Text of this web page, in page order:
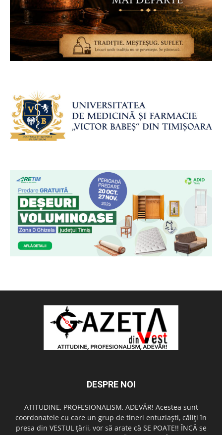
DESPRE NOI
ATITUDINE, PROFESIONALISM, ADEVĂR! Acestea sunt
coordonatele cu care un grup de tineri entuziaşti, căliţi în
presa din VESTUL ţării, vor să arate că SE POATE!! ÎNCĂ se